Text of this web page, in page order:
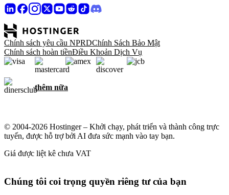
Chính sách yêu cầu NPRDChính Sách Bảo Mật
Chính sách hoàn tiềnĐiều Khoản Dịch Vụ
thêm nữa
© 2004-2026 Hostinger – Khởi chạy, phát triển và thành công trực
tuyến, được hỗ trợ bởi AI đưa sức mạnh vào tay bạn.
Giá được liệt kê chưa VAT
Chúng tôi coi trọng quyền riêng tư của bạn